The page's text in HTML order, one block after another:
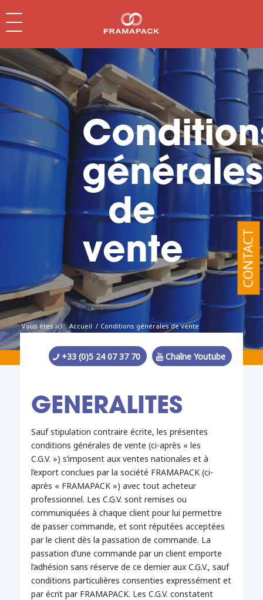
CONTACT
générales
de
vente
Vous êtes ici : Accueil / Conditions générales de vente
+33 (0)5 24 07 37 70 Chaîne Youtube
GENERALITES
Sauf stipulation contraire écrite, les présentes
conditions générales de vente (ci-après « les
C.G.V. ») s’imposent aux ventes nationales et à
l’export conclues par la société FRAMAPACK (ci-
après « FRAMAPACK ») avec tout acheteur
professionnel. Les C.G.V. sont remises ou
communiquées à chaque client pour lui permettre
de passer commande, et sont réputées acceptées
par le client dès la passation de commande. La
passation d’une commande par un client emporte
l’adhésion sans réserve de ce dernier aux C.G.V., sauf
conditions particulières consenties expressément et
par écrit par FRAMAPACK. Les C.G.V. constatent